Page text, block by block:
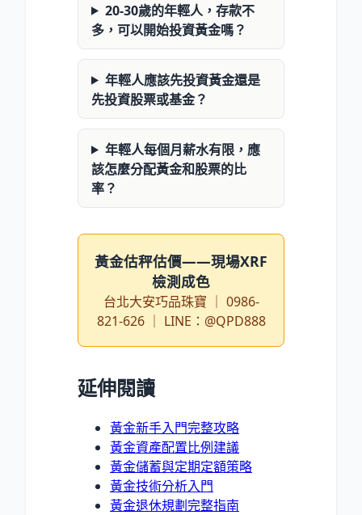
20-30歲的年輕人，存款不
多，可以開始投資黃金嗎？
年輕人應該先投資黃金還是
先投資股票或基金？
年輕人每個月薪水有限，應
該怎麼分配黃金和股票的比
率？
黃金估秤估價——現場XRF
檢測成色
台北大安巧品珠寶 ｜ 0986-
821-626 ｜ LINE：@QPD888
延伸閱讀
黃金新手入門完整攻略
黃金資產配置比例建議
黃金儲蓄與定期定額策略
黃金技術分析入門
黃金退休規劃完整指南